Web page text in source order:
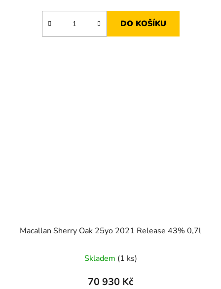
DO KOŠÍKU
Macallan Sherry Oak 25yo 2021 Release 43% 0,7l
Skladem (1 ks)
70 930 Kč